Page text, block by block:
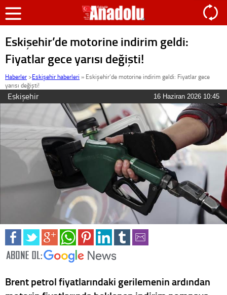
Eskişehir’de motorine indirim geldi:
Fiyatlar gece yarısı değişti!
Haberler >Eskişehir haberleri » Eskişehir’de motorine indirim geldi: Fiyatlar gece
yarısı değişti!
Eskişehir 16 Haziran 2026 10:45
Brent petrol fiyatlarındaki gerilemenin ardından